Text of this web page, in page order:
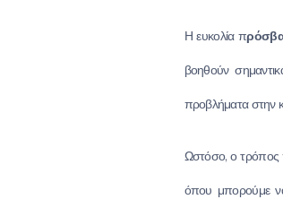
Η ευκολία π
βοηθούν
προβλήματα στην
Ωστόσο, ο τρόπος
όπου μπορούμε